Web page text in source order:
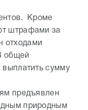
Кроме
штрафами за
отходами
общей
сумму
предъявлен
природным